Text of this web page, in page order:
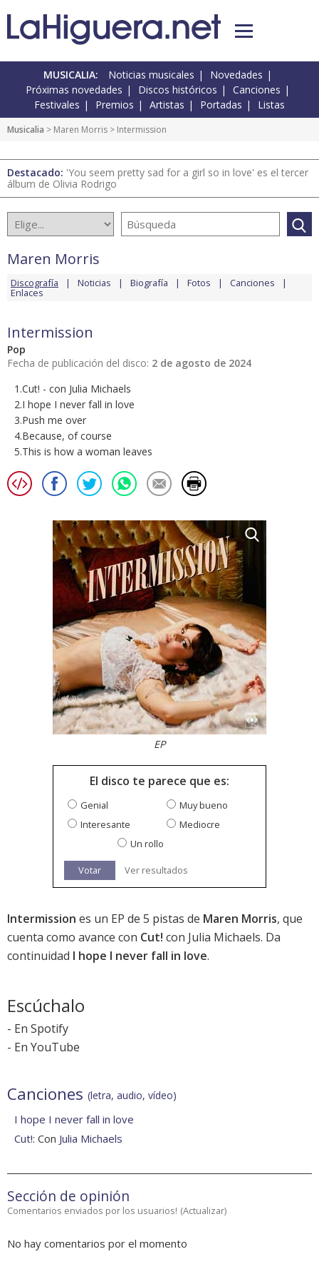
MUSICALIA: Noticias musicales
Novedades
Próximas novedades
Discos históricos
Canciones
Festivales
Premios Artistas Portadas Listas
Musicalia > Maren Morris > Intermission
Destacado: 'You seem pretty sad for a girl so in love' es el tercer
álbum de Olivia Rodrigo
Maren Morris
Discografía Noticias Biografía Fotos Canciones
Enlaces
Intermission
Pop
Fecha de publicación del disco: 2 de agosto de 2024
1.Cut! - con Julia Michaels
2.I hope I never fall in love
3.Push me over
4.Because, of course
5.This is how a woman leaves
EP
El disco te parece que es:
Genial
Muy bueno
Interesante
Mediocre
Un rollo
Votar Ver resultados
Intermission es un EP de 5 pistas de Maren Morris, que
cuenta como avance con Cut! con Julia Michaels. Da
continuidad I hope I never fall in love.
Escúchalo
- En Spotify
- En YouTube
Canciones (letra, audio, vídeo)
I hope I never fall in love
Cut!: Con Julia Michaels
Sección de opinión
Comentarios enviados por los usuarios! (Actualizar)
No hay comentarios por el momento